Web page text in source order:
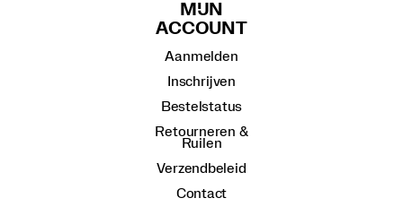
MIJN
ACCOUNT
Aanmelden
Inschrijven
Bestelstatus
Retourneren &
Ruilen
Verzendbeleid
Contact